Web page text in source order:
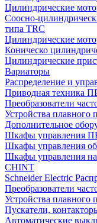
Цилиндрические
Соосно-
типа TRC
Цилиндрические
Коническо
Цилиндрические
Вариаторы
Распределение и
Приводная техника
Преобразователи
Устройства плавного
Дополнительное
Шкафы управления
Шкафы управления
Шкафы управления
CHINT
Schneider Electric
Преобразователи
Устройства плавного
Пускатели,
Автоматические